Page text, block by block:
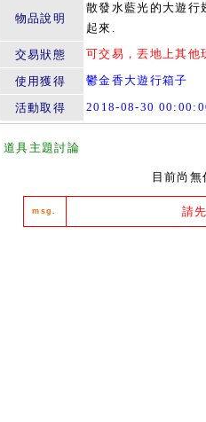
物品說明
散發水藍光的大遊行
起來.
交易狀態
可交易，丟地上其他
使用獲得 鬱金香大遊行箱子
活動取得 2018-08-30
道具主題討論
目前尚
msg. 請先